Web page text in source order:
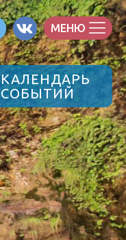
МЕНЮ
КАЛЕНДАРЬ
СОБЫТИЙ